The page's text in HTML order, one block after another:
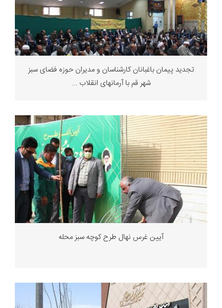
تجدید پیمان باغبانان کارشناسان و مدیران حوزه فضای سبز
شهر قم با آرمانهای انقلاب ...
آیین غرس نهال طرح کوچه سبز محله